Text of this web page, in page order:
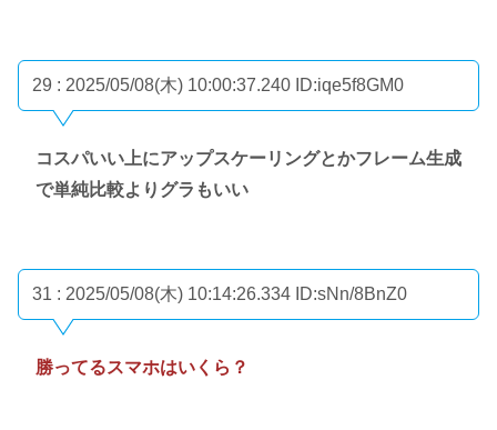
29 : 2025/05/08(木) 10:00:37.240 ID:iqe5f8GM0
コスパいい上にアップスケーリングとかフレーム生成
で単純比較よりグラもいい
31 : 2025/05/08(木) 10:14:26.334 ID:sNn/8BnZ0
勝ってるスマホはいくら？